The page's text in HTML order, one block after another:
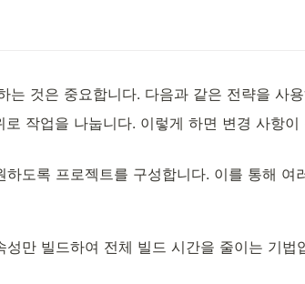
는 것은 중요합니다. 다음과 같은 전략을 사
작업을 나눕니다. 이렇게 하면 변경 사항
도록 프로젝트를 구성합니다. 이를 통해
만 빌드하여 전체 빌드 시간을 줄이는 기